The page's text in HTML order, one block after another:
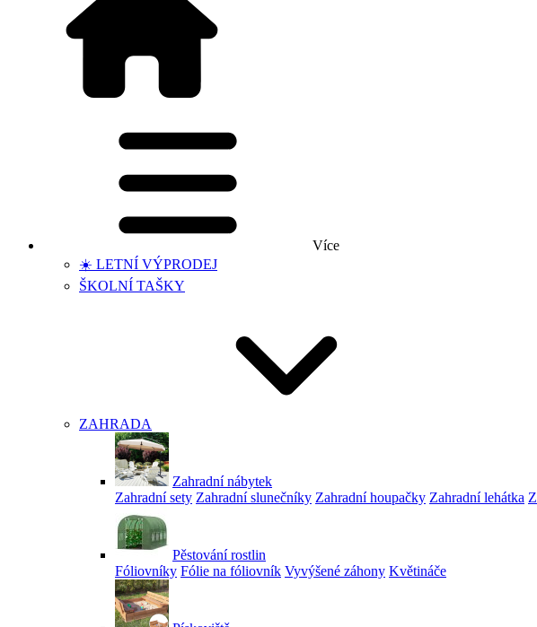
Více
☀️ LETNÍ VÝPRODEJ
ŠKOLNÍ TAŠKY
ZAHRADA
Zahradní nábytek
Zahradní sety Zahradní slunečníky Zahradní houpačky Zahradní lehátka
Pěstování rostlin
Fóliovníky Fólie na fóliovník Vyvýšené záhony Květináče